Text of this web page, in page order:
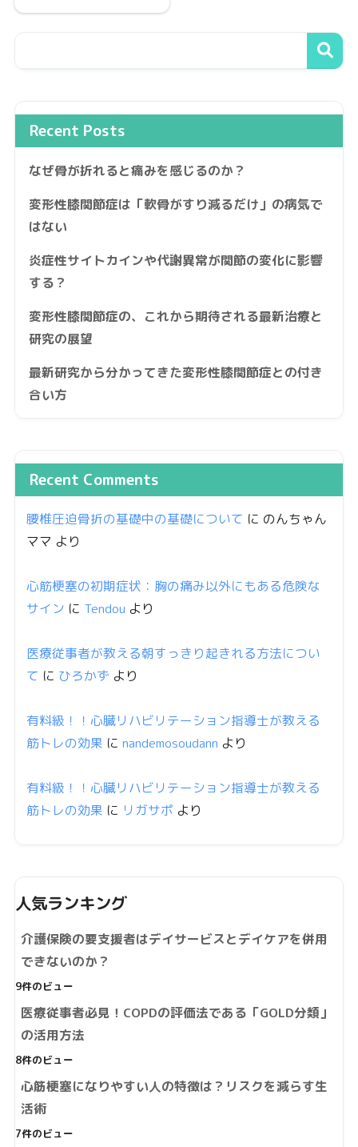
Recent Posts
なぜ骨が折れると痛みを感じるのか？
変形性膝関節症は「軟骨がすり減るだけ」の病気で
はない
炎症性サイトカインや代謝異常が関節の変化に影響
する？
変形性膝関節症の、これから期待される最新治療と
研究の展望
最新研究から分かってきた変形性膝関節症との付き
合い方
Recent Comments
腰椎圧迫骨折の基礎中の基礎について に のんちゃん
ママ より
心筋梗塞の初期症状：胸の痛み以外にもある危険な
サイン に Tendou より
医療従事者が教える朝すっきり起きれる方法につい
て に ひろかず より
有料級！！心臓リハビリテーション指導士が教える
筋トレの効果 に nandemosoudann より
有料級！！心臓リハビリテーション指導士が教える
筋トレの効果 に リガサポ より
人気ランキング
介護保険の要支援者はデイサービスとデイケアを併用
できないのか？
9件のビュー
医療従事者必見！COPDの評価法である「GOLD分類」
の活用方法
8件のビュー
心筋梗塞になりやすい人の特徴は？リスクを減らす生
活術
7件のビュー